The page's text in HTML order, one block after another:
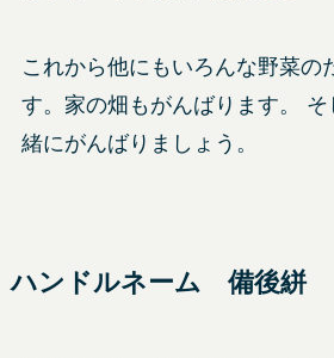
これから他にもいろんな野菜の
す。家の畑もがんばります。
緒にがんばりましょう。
ハンドルネーム 備後絣